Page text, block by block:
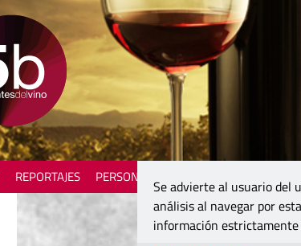
REPORTAJES PERSONAJES
Se advierte al usuario del
análisis al navegar por
información